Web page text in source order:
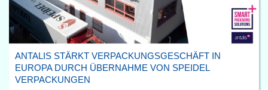
ANTALIS STÄRKT VERPACKUNGSGESCHÄFT IN
EUROPA DURCH ÜBERNAHME VON SPEIDEL
VERPACKUNGEN